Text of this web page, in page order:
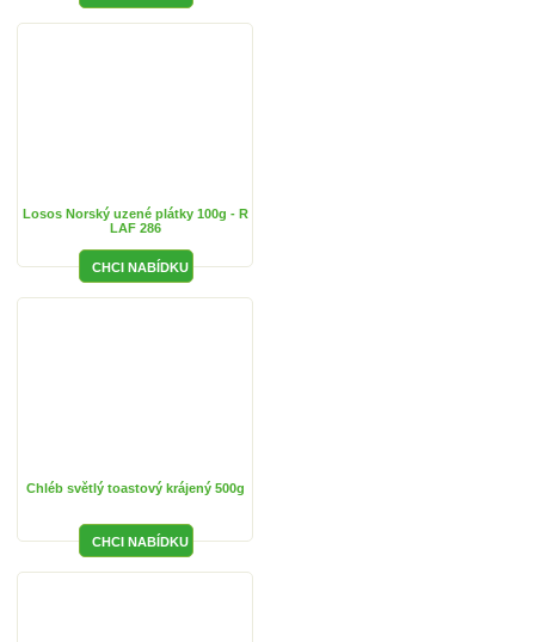
Losos Norský uzené plátky 100g - R
LAF 286
Chléb světlý toastový krájený 500g